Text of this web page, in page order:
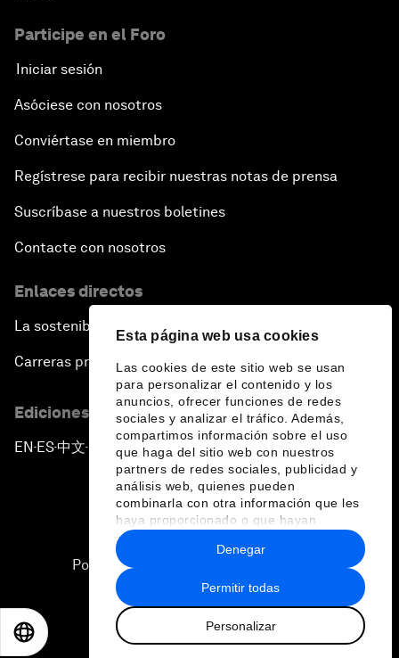
Esta página web usa cookies
Las cookies de este sitio web se usan
para personalizar el contenido y los
anuncios, ofrecer funciones de redes
sociales y analizar el tráfico. Además,
compartimos información sobre el uso
que haga del sitio web con nuestros
partners de redes sociales, publicidad y
análisis web, quienes pueden
combinarla con otra información que les
haya proporcionado o que hayan
recopilado a partir del uso que haya
hecho de sus servicios.
Permitir todas
Personalizar
Denegar
Participe en el Foro
Iniciar sesión
Asóciese con nosotros
Conviértase en miembro
Regístrese para recibir nuestras notas de prensa
Suscríbase a nuestros boletines
Contacte con nosotros
Enlaces directos
La sostenibilidad en el Foro
Carreras profesionales
Ediciones en otros idiomas
EN ▪ES▪中文▪ 日本語
Política de privacidad y normas de uso
Sitemap
2026 Foro Económico Mundial